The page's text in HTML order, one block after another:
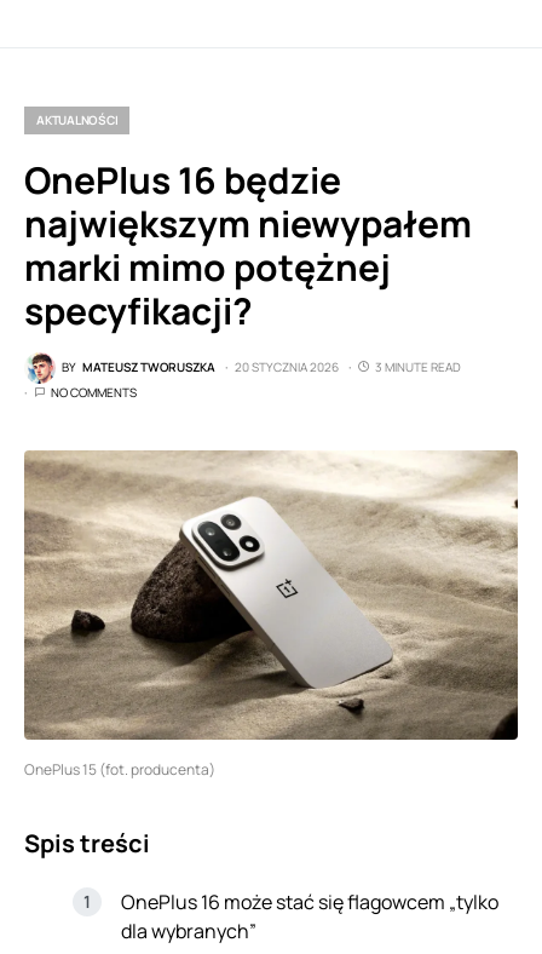
AKTUALNOŚCI
OnePlus 16 będzie
największym niewypałem
marki mimo potężnej
specyfikacji?
BY MATEUSZ TWORUSZKA 20 STYCZNIA 2026
3 MINUTE READ
NO COMMENTS
OnePlus 15 (fot. producenta)
Spis treści
OnePlus 16 może stać się flagowcem „tylko
dla wybranych”